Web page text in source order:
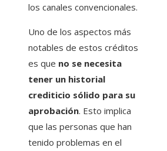
los canales convencionales.
Uno de los aspectos más
notables de estos créditos
es que no se necesita
tener un historial
crediticio sólido para su
aprobación. Esto implica
que las personas que han
tenido problemas en el